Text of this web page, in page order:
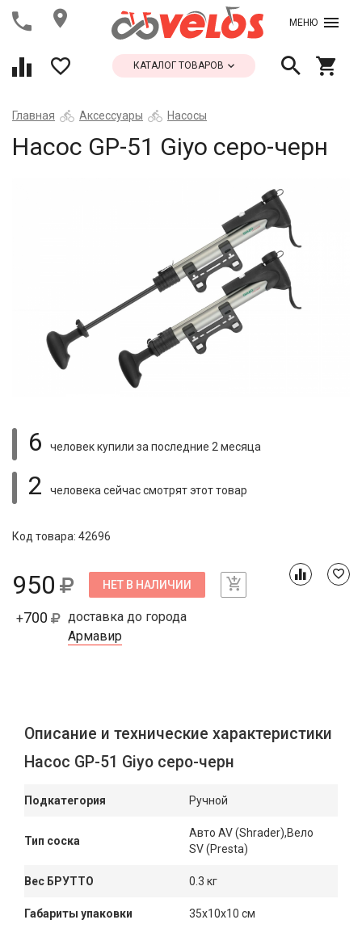
МЕНЮ
КАТАЛОГ ТОВАРОВ
Главная Аксессуары Насосы
Насос GP-51 Giyo серо-черн
6 человек купили за последние 2 месяца
2 человека сейчас смотрятэтот товар
Код товара: 42696
950 НЕТ В НАЛИЧИИ
+700
доставка до города
Армавир
Описание и технические характеристики
Насос GP-51 Giyo серо-черн
Подкатегория Ручной
Тип соска
Авто AV (Shrader),Вело
SV (Presta)
Вес БРУТТО 0.3 кг
Габариты упаковки 35x10x10 см